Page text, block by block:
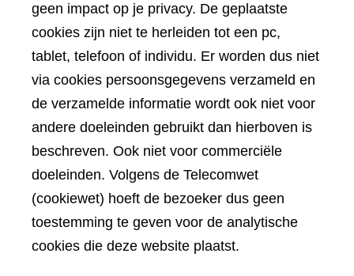
geen impact op je privacy. De geplaatste
cookies zijn niet te herleiden tot een pc,
tablet, telefoon of individu. Er worden dus niet
via cookies persoonsgegevens verzameld en
de verzamelde informatie wordt ook niet voor
andere doeleinden gebruikt dan hierboven is
beschreven. Ook niet voor commerciële
doeleinden. Volgens de Telecomwet
(cookiewet) hoeft de bezoeker dus geen
toestemming te geven voor de analytische
cookies die deze website plaatst.